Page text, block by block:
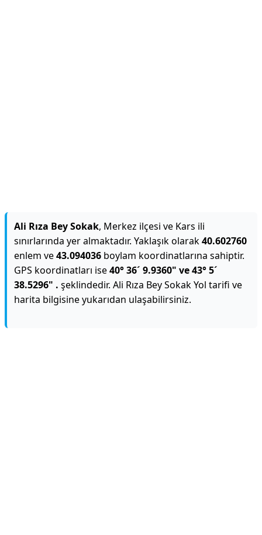
Ali Rıza Bey Sokak, Merkez ilçesi ve Kars ili
sınırlarında yer almaktadır. Yaklaşık olarak40.602760
enlem ve43.094036 boylam koordinatlarına sahiptir.
GPS koordinatları ise40° 36´ 9.9360" ve 43° 5´
38.5296" . şeklindedir. Ali Rıza Bey Sokak Yol tarifi ve
harita bilgisine yukarıdan ulaşabilirsiniz.